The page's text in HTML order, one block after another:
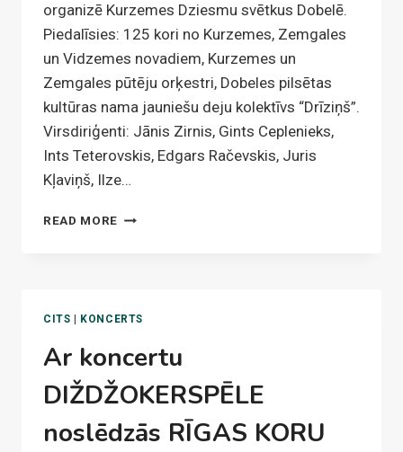
organizē Kurzemes Dziesmu svētkus Dobelē.
Piedalīsies: 125 kori no Kurzemes, Zemgales
un Vidzemes novadiem, Kurzemes un
Zemgales pūtēju orķestri, Dobeles pilsētas
kultūras nama jauniešu deju kolektīvs “Drīziņš”.
Virsdiriģenti: Jānis Zirnis, Gints Ceplenieks,
Ints Teterovskis, Edgars Račevskis, Juris
Kļaviņš, Ilze…
READ MORE KURZEMES
CITS KONCERTS
Ar koncertu
DIŽDŽOKERSPĒLE
noslēdzās RĪGAS KORU